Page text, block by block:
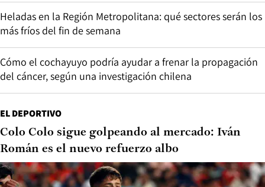
Heladas en la Región Metropolitana: qué sectores serán los
más fríos del fin de semana
Cómo el cochayuyo podría ayudar a frenar la propagación
del cáncer, según una investigación chilena
EL DEPORTIVO
Colo Colo sigue golpeando al mercado: Iván
Román es el nuevo refuerzo albo